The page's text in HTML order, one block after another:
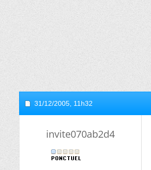
31/12/2005, 11h32
invite070ab2d4